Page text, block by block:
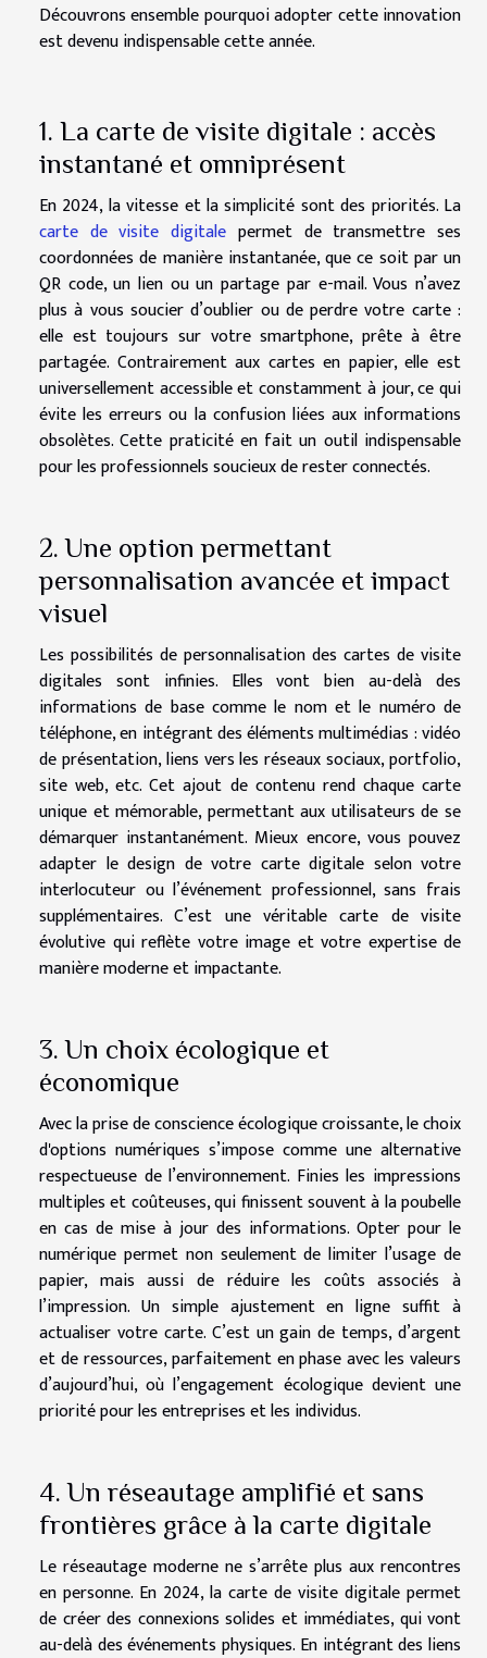
Découvrons ensemble pourquoi adopter cette innovation
est devenu indispensable cette année.
1. La carte de visite digitale : accès
instantané et omniprésent
En 2024, la vitesse et la simplicité sont des priorités. La
carte de visite digitale permet de transmettre ses
coordonnées de manière instantanée, que ce soit par un
QR code, un lien ou un partage par e-mail. Vous n’avez
plus à vous soucier d’oublier ou de perdre votre carte :
elle est toujours sur votre smartphone, prête à être
partagée. Contrairement aux cartes en papier, elle est
universellement accessible et constamment à jour, ce qui
évite les erreurs ou la confusion liées aux informations
obsolètes. Cette praticité en fait un outil indispensable
pour les professionnels soucieux de rester connectés.
2. Une option permettant
personnalisation avancée et impact
visuel
Les possibilités de personnalisation des cartes de visite
digitales sont infinies. Elles vont bien au-delà des
informations de base comme le nom et le numéro de
téléphone, en intégrant des éléments multimédias : vidéo
de présentation, liens vers les réseaux sociaux, portfolio,
site web, etc. Cet ajout de contenu rend chaque carte
unique et mémorable, permettant aux utilisateurs de se
démarquer instantanément. Mieux encore, vous pouvez
adapter le design de votre carte digitale selon votre
interlocuteur ou l’événement professionnel, sans frais
supplémentaires. C’est une véritable carte de visite
évolutive qui reflète votre image et votre expertise de
manière moderne et impactante.
3. Un choix écologique et
économique
Avec la prise de conscience écologique croissante, le choix
d'options numériques s’impose comme une alternative
respectueuse de l’environnement. Finies les impressions
multiples et coûteuses, qui finissent souvent à la poubelle
en cas de mise à jour des informations. Opter pour le
numérique permet non seulement de limiter l’usage de
papier, mais aussi de réduire les coûts associés à
l’impression. Un simple ajustement en ligne suffit à
actualiser votre carte. C’est un gain de temps, d’argent
et de ressources, parfaitement en phase avec les valeurs
d’aujourd’hui, où l’engagement écologique devient une
priorité pour les entreprises et les individus.
4. Un réseautage amplifié et sans
frontières grâce à la carte digitale
Le réseautage moderne ne s’arrête plus aux rencontres
en personne. En 2024, la carte de visite digitale permet
de créer des connexions solides et immédiates, qui vont
au-delà des événements physiques. En intégrant des liens